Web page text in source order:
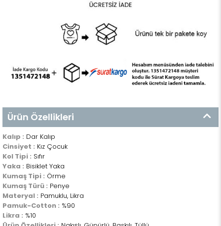
Ürün Özellikleri
Kalıp : Dar Kalıp
Cinsiyet : Kız Çocuk
Kol Tipi : Sıfır
Yaka : Bisiklet Yaka
Kumaş Tipi : Örme
Kumaş Türü : Penye
Materyal : Pamuklu, Likra
Pamuk-Cotton : %90
Likra : %10